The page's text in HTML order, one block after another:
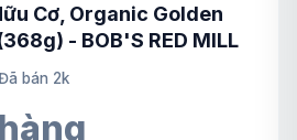
Cơ, Organic Golden
- BOB'S RED MILL
bán 2k